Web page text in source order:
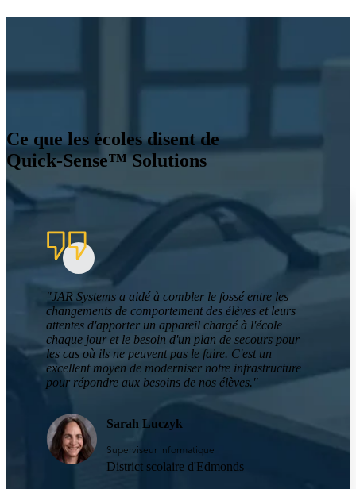
Ce que les écoles disent de
Quick-Sense™ Solutions
"JAR Systems a aidé à combler le fossé entre les
changements de comportement des élèves et leurs
attentes d'apporter un appareil chargé à l'école
chaque jour et le besoin d'un plan de secours pour
les cas où ils ne peuvent pas le faire. C'est un
excellent moyen de moderniser notre infrastructure
pour répondre aux besoins de nos élèves."
Sarah Luczyk
Superviseur informatique
District scolaire d'Edmonds